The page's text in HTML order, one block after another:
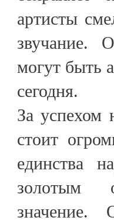
артисты
звучание.
могут быть
сегодня.
За успехом
стоит
единства
золотым